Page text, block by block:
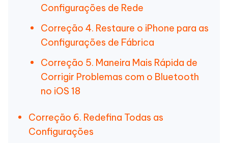
Configurações de Rede
Correção 4. Restaure o iPhone para as
Configurações de Fábrica
Correção 5. Maneira Mais Rápida de
Corrigir Problemas com o Bluetooth
no iOS 18
Correção 6. Redefina Todas as
Configurações